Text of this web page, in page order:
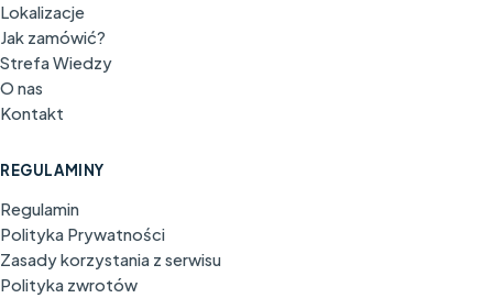
Lokalizacje
Jak zamówić?
Strefa Wiedzy
O nas
Kontakt
REGULAMINY
Regulamin
Polityka Prywatności
Zasady korzystania z serwisu
Polityka zwrotów